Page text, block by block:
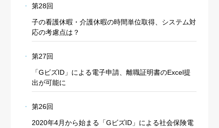
第28回
子の看護休暇・介護休暇の時間単位取得、システム対
応の考慮点は？
第27回
「GビズID」による電子申請、離職証明書のExcel提
出が可能に
第26回
2020年4月から始まる「GビズID」による社会保険電